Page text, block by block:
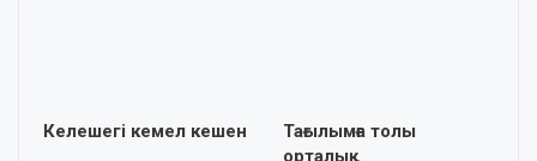
Келешегі кемел кешен
Тағылымға толы
орталық